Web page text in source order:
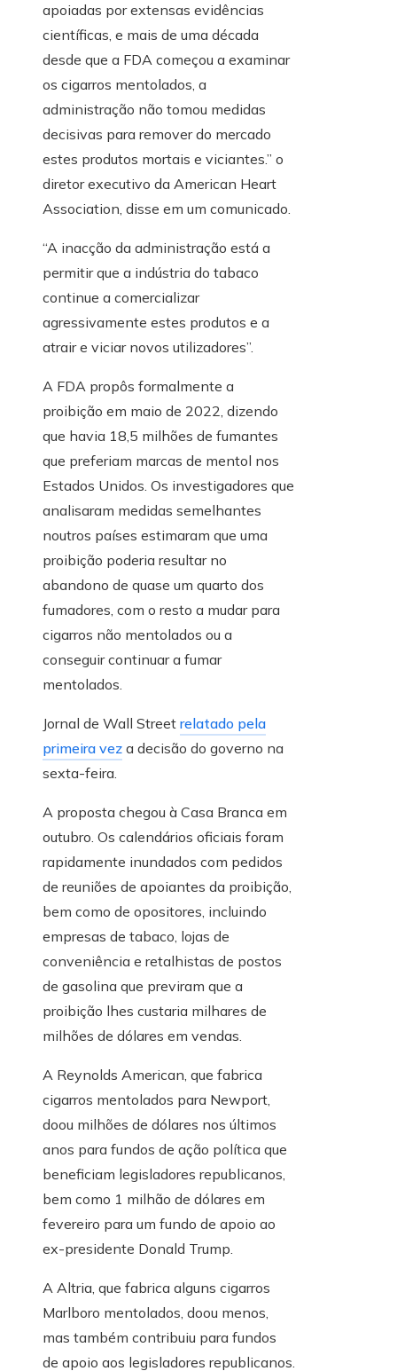
apoiadas por extensas evidências
científicas, e mais de uma década
desde que a FDA começou a examinar
os cigarros mentolados, a
administração não tomou medidas
decisivas para remover do mercado
estes produtos mortais e viciantes.” o
diretor executivo da American Heart
Association, disse em um comunicado.
“A inacção da administração está a
permitir que a indústria do tabaco
continue a comercializar
agressivamente estes produtos e a
atrair e viciar novos utilizadores”.
A FDA propôs formalmente a
proibição em maio de 2022, dizendo
que havia 18,5 milhões de fumantes
que preferiam marcas de mentol nos
Estados Unidos. Os investigadores que
analisaram medidas semelhantes
noutros países estimaram que uma
proibição poderia resultar no
abandono de quase um quarto dos
fumadores, com o resto a mudar para
cigarros não mentolados ou a
conseguir continuar a fumar
mentolados.
Jornal de Wall Street relatado pela
primeira vez a decisão do governo na
sexta-feira.
A proposta chegou à Casa Branca em
outubro. Os calendários oficiais foram
rapidamente inundados com pedidos
de reuniões de apoiantes da proibição,
bem como de opositores, incluindo
empresas de tabaco, lojas de
conveniência e retalhistas de postos
de gasolina que previram que a
proibição lhes custaria milhares de
milhões de dólares em vendas.
A Reynolds American, que fabrica
cigarros mentolados para Newport,
doou milhões de dólares nos últimos
anos para fundos de ação política que
beneficiam legisladores republicanos,
bem como 1 milhão de dólares em
fevereiro para um fundo de apoio ao
ex-presidente Donald Trump.
A Altria, que fabrica alguns cigarros
Marlboro mentolados, doou menos,
mas também contribuiu para fundos
de apoio aos legisladores republicanos.